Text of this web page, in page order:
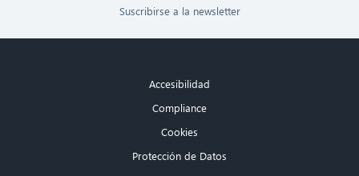
Suscribirse a la newsletter
Accesibilidad
Compliance
Cookies
Protección de Datos